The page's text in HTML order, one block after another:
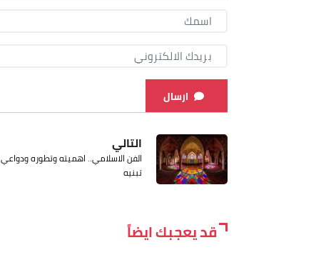
ارسال
التالي
الفن الاسلامي.. اهميته وتطوره ودواعي
تبنيه
قد يعجبك ايضاً